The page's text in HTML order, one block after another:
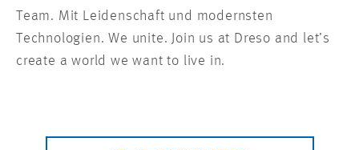
Team. Mit Leidenschaft und modernsten
Technologien. We unite. Join us at Dreso and let’s
create a world we want to live in.